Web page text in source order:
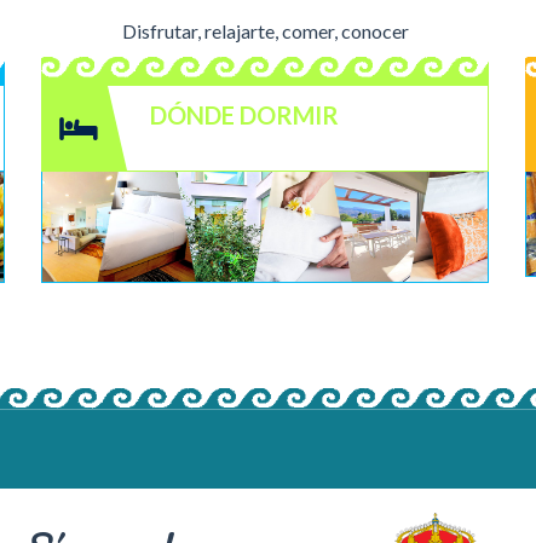
Disfrutar, relajarte, comer, conocer
DÓNDE DORMIR